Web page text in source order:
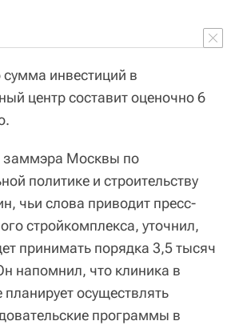
сумма инвестиций в
центр составит оценочно 6
заммэра Москвы по
политике и строительству
чьи слова приводит пресс-
стройкомплекса, уточнил,
принимать порядка 3,5 тысяч
напомнил, что клиника в
осуществлять
программы в